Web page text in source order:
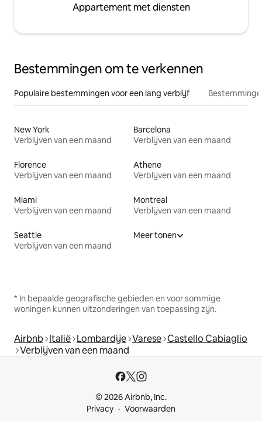
Appartement met diensten
Bestemmingen om te verkennen
Populaire bestemmingen voor een lang verblijf
New York
Verblijven van een maand
Barcelona
Verblijven van een maand
Florence
Verblijven van een maand
Athene
Verblijven van een maand
Miami
Verblijven van een maand
Montreal
Verblijven van een maand
Seattle
Verblijven van een maand
Meer tonen
* In bepaalde geografische gebieden en voor sommige
woningen kunnen uitzonderingen van toepassing zijn.
Airbnb Italië Lombardije Varese Castello Cabiaglio
Verblijven van een maand
© 2026 Airbnb, Inc.
Privacy
Voorwaarden